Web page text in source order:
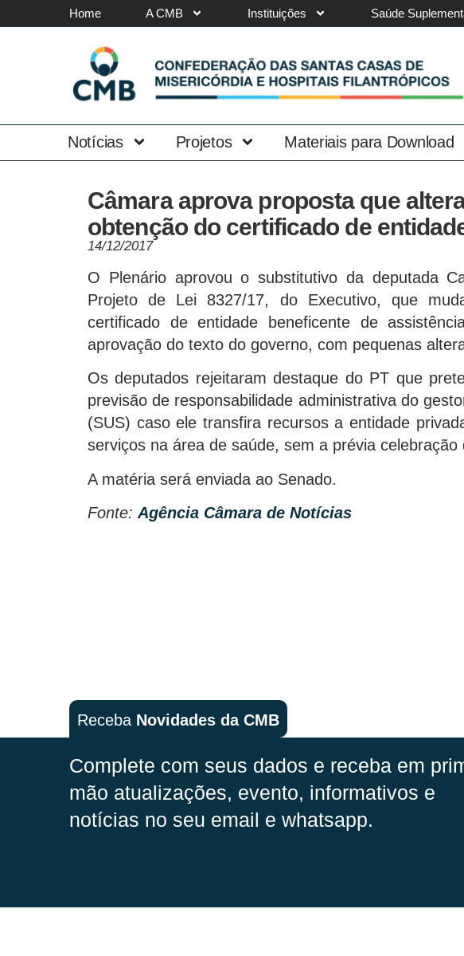
Home A CMB Instituições Saúde
Notícias Projetos Materiais para Download
Câmara aprova proposta que
obtenção do certificado de
14/12/2017
O Plenário aprovou o substitutivo da deputada
Projeto de Lei 8327/17, do Executivo, que
certificado de entidade beneficente de
aprovação do texto do governo, com pequenas
Os deputados rejeitaram destaque do PT que
previsão de responsabilidade administrativa do
(SUS) caso ele transfira recursos a entidade
serviços na área de saúde, sem a prévia celebração
A matéria será enviada ao Senado.
Fonte: Agência Câmara de Notícias
Receba Novidades da CMB
Complete com seus dados e receba em
mão atualizações, evento, informativos e
notícias no seu email e whatsapp.